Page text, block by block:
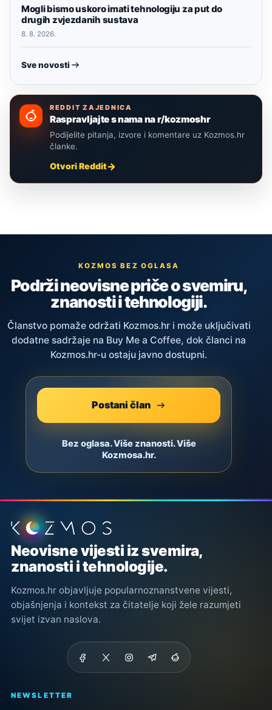
Mogli bismo uskoro imati tehnologiju za put do
drugih zvjezdanih sustava
8. 8. 2026.
Sve novosti
REDDIT ZAJEDNICA
Raspravljajte s nama na r/kozmoshr
Podijelite pitanja, izvore i komentare uz Kozmos.hr
članke.
Otvori Reddit
KOZMOS BEZ OGLASA
Podrži neovisne priče o svemiru,
znanosti i tehnologiji.
Članstvo pomaže održati Kozmos.hr i može uključivati
dodatne sadržaje na Buy Me a Coffee, dok članci na
Kozmos.hr-u ostaju javno dostupni.
Postani član
Bez oglasa. Više znanosti. Više
Kozmosa.hr.
Podnožje stranice
Neovisne vijesti iz svemira,
znanosti i tehnologije.
Kozmos.hr objavljuje popularnoznanstvene vijesti,
objašnjenja i kontekst za čitatelje koji žele razumjeti
svijet izvan naslova.
NEWSLETTER